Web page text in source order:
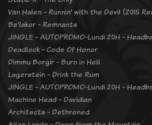
Van Halen - Runnin' with the Devil (2015
Be'lakor - Remnants
JINGLE - AUTOPROMO-Lundi 20H -
Deadlock - Code Of Honor
Dimmu Borgir - Burn in Hell
Lagerstein - Drink the Rum
JINGLE - AUTOPROMO-Lundi 20H -
Machine Head - Davidian
Architects - Dethroned